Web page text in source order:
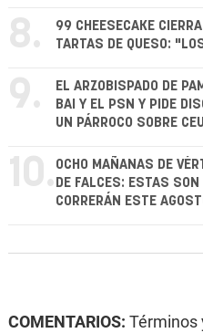
8.
99 CHEESECAKE
TARTAS DE QUESO:
9.
EL ARZOBISPADO DE
BAI Y EL PSN Y PIDE
UN PÁRROCO SOBRE
10. OCHO MAÑANAS DE
DE FALCES: ESTAS
CORRERÁN ESTE
COMENTARIOS: Términos